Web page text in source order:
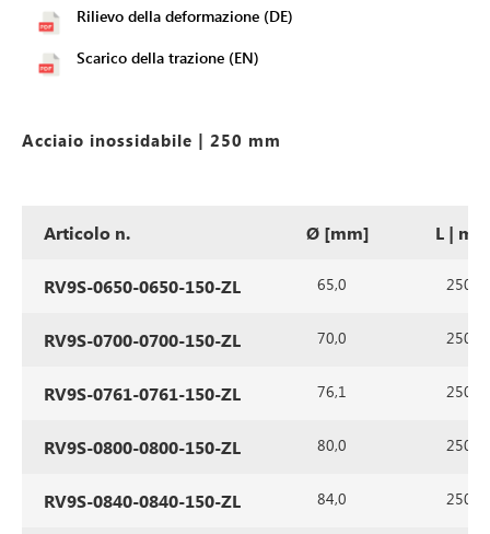
Rilievo della deformazione (DE)
Scarico della trazione (EN)
Acciaio inossidabile | 250 mm
Articolo n. Ø [mm] L | mm
RV9S-0650-0650-150-ZL 65,0 250
RV9S-0700-0700-150-ZL 70,0 250
RV9S-0761-0761-150-ZL 76,1 250
RV9S-0800-0800-150-ZL 80,0 250
RV9S-0840-0840-150-ZL 84,0 250